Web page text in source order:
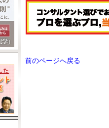
前のページへ戻る